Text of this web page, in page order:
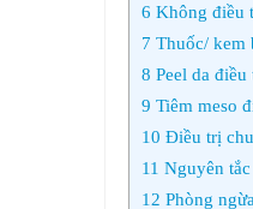
6 Không điều
7 Thuốc/ kem
8 Peel da
9 Tiêm meso
10 Điều trị
11 Nguyên
12 Phòng